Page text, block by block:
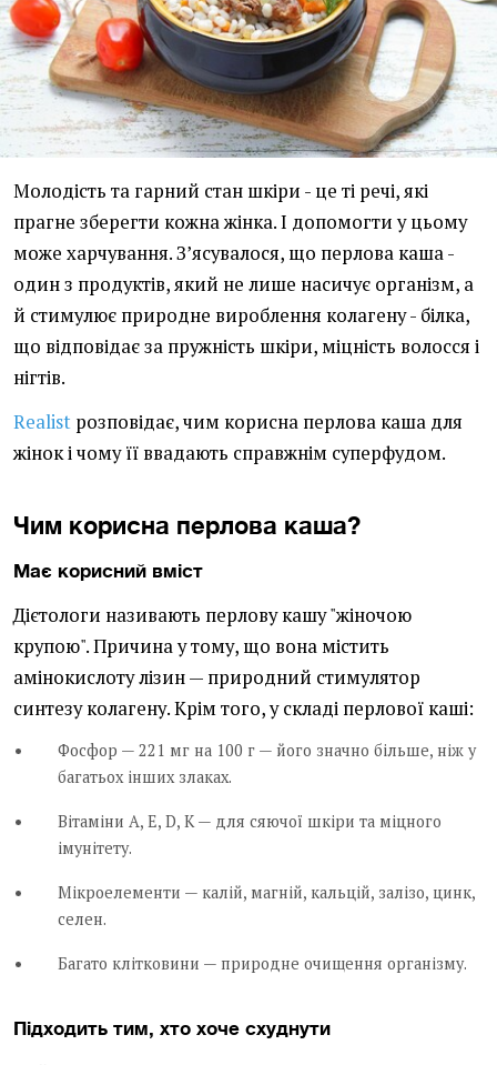
Молодість та гарний стан шкіри - це ті речі, які
прагне зберегти кожна жінка. І допомогти у цьому
може харчування. Зʼясувалося, що перлова каша -
один з продуктів, який не лише насичує організм, а
й стимулює природне вироблення колагену - білка,
що відповідає за пружність шкіри, міцність волосся і
нігтів.
Realist розповідає, чим корисна перлова каша для
жінок і чому її ввадають справжнім суперфудом.
Чим корисна перлова каша?
Має корисний вміст
Дієтологи називають перлову кашу "жіночою
крупою". Причина у тому, що вона містить
амінокислоту лізин — природний стимулятор
синтезу колагену. Крім того, у складі перлової каші:
Фосфор — 221 мг на 100 г — його значно більше, ніж у
багатьох інших злаках.
Вітаміни А, Е, D, К — для сяючої шкіри та міцного
імунітету.
Мікроелементи — калій, магній, кальцій, залізо, цинк,
селен.
Багато клітковини — природне очищення організму.
Підходить тим, хто хоче схуднути